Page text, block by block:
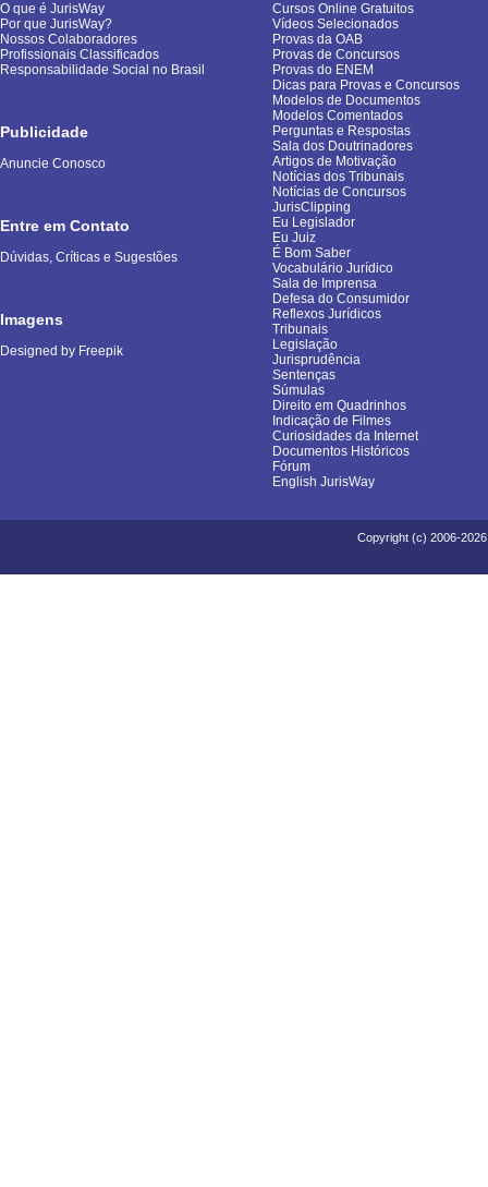
O que é JurisWay
Por que JurisWay?
Nossos Colaboradores
Profissionais Classificados
Responsabilidade Social no Brasil
Publicidade
Anuncie Conosco
Entre em Contato
Dúvidas, Críticas e Sugestões
Imagens
Designed by Freepik
Cursos Online Gratuitos
Vídeos Selecionados
Provas da OAB
Provas de Concursos
Provas do ENEM
Dicas para Provas e Concursos
Modelos de Documentos
Modelos Comentados
Perguntas e Respostas
Sala dos Doutrinadores
Artigos de Motivação
Notícias dos Tribunais
Notícias de Concursos
JurisClipping
Eu Legislador
Eu Juiz
É Bom Saber
Vocabulário Jurídico
Sala de Imprensa
Defesa do Consumidor
Reflexos Jurídicos
Tribunais
Legislação
Jurisprudência
Sentenças
Súmulas
Direito em Quadrinhos
Indicação de Filmes
Curiosidades da Internet
Documentos Históricos
Fórum
English JurisWay
Copyright (c) 2006-